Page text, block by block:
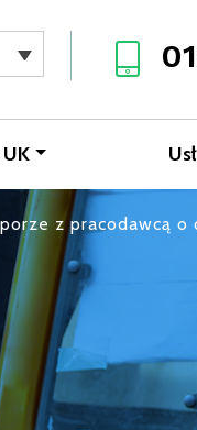
z pracodawcą o